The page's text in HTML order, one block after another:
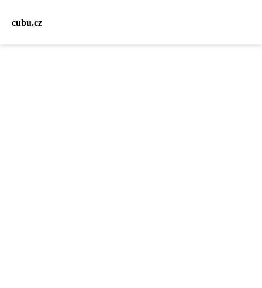
cubu.cz